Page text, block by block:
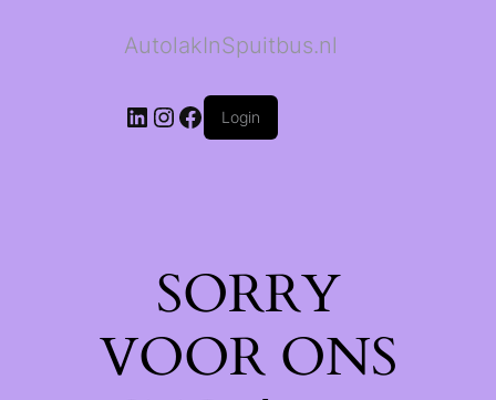
AutolakInSpuitbus.nl
LinkedIn
Instagram
Facebook
Login
SORRY
VOOR ONS